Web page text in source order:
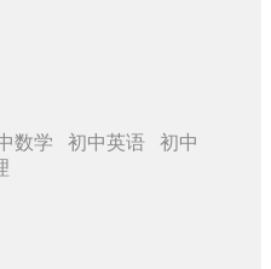
数学 初中英语 初中